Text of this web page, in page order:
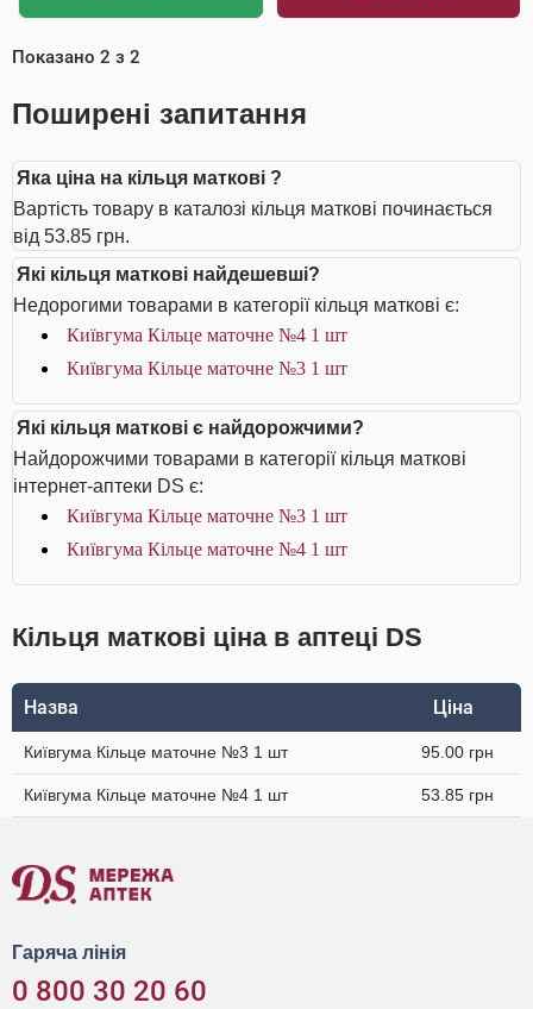
Показано 2 з 2
Поширені запитання
Яка ціна на кільця маткові ?
Вартість товару в каталозі кільця маткові починається
від 53.85 грн.
Які кільця маткові найдешевші?
Недорогими товарами в категорії кільця маткові є:
Київгума Кільце маточне №4 1 шт
Київгума Кільце маточне №3 1 шт
Які кільця маткові є найдорожчими?
Найдорожчими товарами в категорії кільця маткові
інтернет-аптеки DS є:
Київгума Кільце маточне №3 1 шт
Київгума Кільце маточне №4 1 шт
Кільця маткові ціна в аптеці DS
Назва Ціна
Київгума Кільце маточне №3 1 шт 95.00 грн
Київгума Кільце маточне №4 1 шт 53.85 грн
Гаряча лінія
0 800 30 20 60